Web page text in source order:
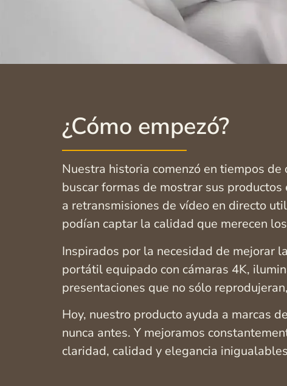
¿Cómo empezó?
Nuestra historia comenzó en tiempos
buscar formas de mostrar sus
a retransmisiones de vídeo en directo
podían captar la calidad que merecen
Inspirados por la necesidad de mejorar
portátil equipado con cámaras 4K,
presentaciones que no sólo
Hoy, nuestro producto ayuda a marcas
nunca antes. Y mejoramos
claridad, calidad y elegancia